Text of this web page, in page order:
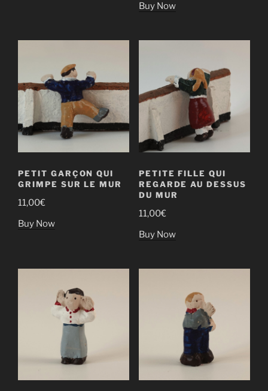
Buy Now
PETIT GARÇON QUI
GRIMPE SUR LE MUR
11,00€
Buy Now
PETITE FILLE QUI
REGARDE AU DESSUS
DU MUR
11,00€
Buy Now